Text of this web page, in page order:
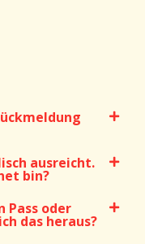
ausreicht.
bin?
Pass oder
das heraus?